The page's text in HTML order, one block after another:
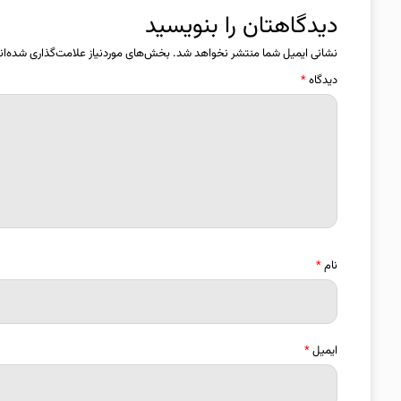
دیدگاهتان را بنویسید
نشانی ایمیل شما منتشر نخواهد شد. بخش‌های موردنیاز علامت‌گذاری
دیدگاه*
نام*
ایمیل*